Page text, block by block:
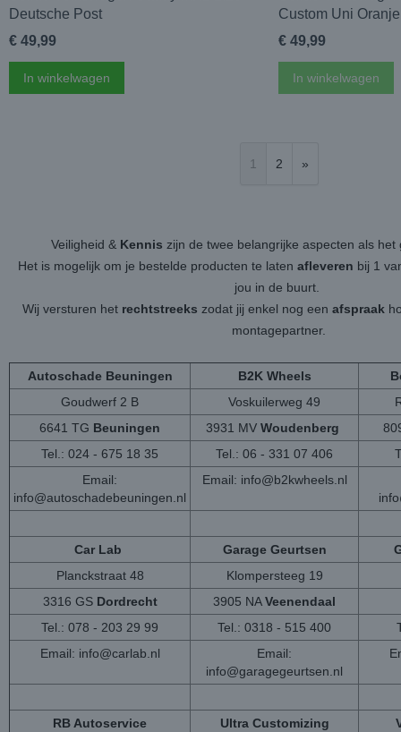
Deutsche Post
€ 49,99
In winkelwagen
Custom Uni Oranje
€ 49,99
In winkelwagen
1 2 »
Veiligheid & Kennis zijn de twee belangrijke aspecten als
Het is mogelijk om je bestelde producten te laten afleveren bij 1
jou in de buurt.
Wij versturen het rechtstreeks zodat jij enkel nog een afspraak
montagepartner.
Autoschade Beuningen B2K Wheels
Goudwerf 2 B
Voskuilerweg 49
6641 TG Beuningen 3931 MV Woudenberg
Tel.: 024 - 675 18 35
Tel.: 06 - 331 07 406
Email:
info@autoschadebeuningen.nl
Email: info@b2kwheels.nl
Car Lab Garage Geurtsen
Planckstraat 48
Klompersteeg 19
3316 GS Dordrecht 3905 NAVeenendaal
Tel.: 078 - 203 29 99
Tel.: 0318 - 515 400
Email: info@carlab.nl
Email:
info@garagegeurtsen.nl
RB Autoservice Ultra Customizing